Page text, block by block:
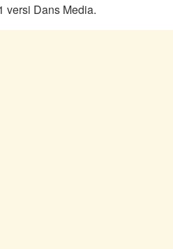
versi Dans Media.